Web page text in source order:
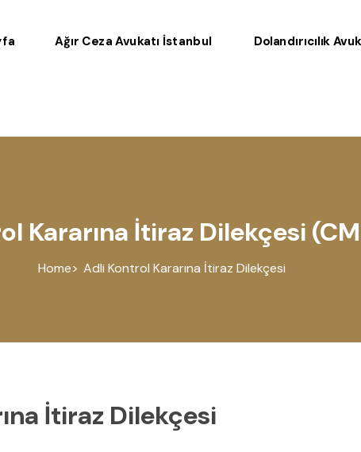
Ağır Ceza Avukatı İstanbul Dolandırıcılık
Kararına İtiraz Dilekçesi
Home Adli Kontrol Kararına İtiraz Dilekçesi
İtiraz Dilekçesi